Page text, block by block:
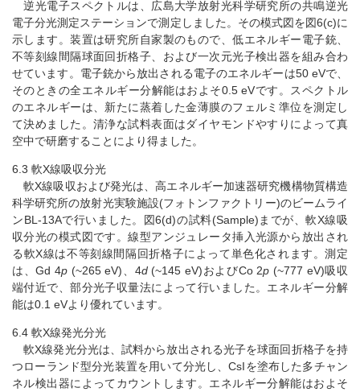
逆光電子スペクトルは、広島大学放射光科学研究所の共鳴逆光
電子分光測定ステーションで測定しました。その模式図を図6(c)に
示します。装置は研究所自家製のもので、低エネルギー電子銃、
不等刻線間隔球面回折格子、および一次元光子検出器を組み合わ
せています。電子銃から放出される電子のエネルギーは50 eVで、
そのときの全エネルギー分解能はおよそ0.5 eVです。スペクトル
のエネルギーは、新たに蒸着した金薄膜のフェルミ準位を測定し
て決めました。清浄な試料表面はダイヤモンドやすりによって真
空中で研磨することにより得ました。
6.3 軟X線吸収分光
軟X線吸収および発光は、高エネルギー加速器研究機構物質構造
科学研究所の放射光実験施設(フォトンファクトリー)のビームライ
ンBL-13Aで行いました。図6(d)の試料(Sample)までが、軟X線吸
収分光の模式図です。線型アンジュレータ挿入光源から放出され
る軟X線は不等刻線間隔回折格子によって単色化されます。測定
は、Gd 4p (~265 eV)、4d(~145 eV)およびCo 2p (~777 eV)吸収
端付近で、部分光子収量法によって行いました。エネルギー分解
能は0.1 eVより優れています。
6.4 軟X線発光分光
軟X線発光分光は、試料から放出される光子を球面回折格子を持
つローランド型分光装置を用いて分光し、CsIを塗布した多チャン
ネル検出器によってカウントします。エネルギー分解能はおよそ